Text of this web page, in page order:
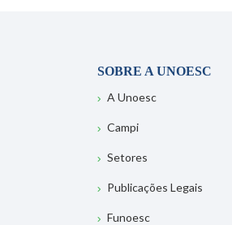
SOBRE A UNOESC
A Unoesc
Campi
Setores
Publicações Legais
Funoesc